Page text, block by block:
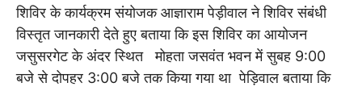
शिविर के कार्यक्रम संयोजक आज्ञाराम पेड़ीवाल ने शिविर संबंधी
विस्तृत जानकारी देते हुए बताया कि इस शिविर का आयोजन
जसुसरगेट के अंदर स्थित मोहता जसवंत भवन में सुबह 9:00
बजे से दोपहर 3:00 बजे तक किया गया था पेड़िवाल बताया कि